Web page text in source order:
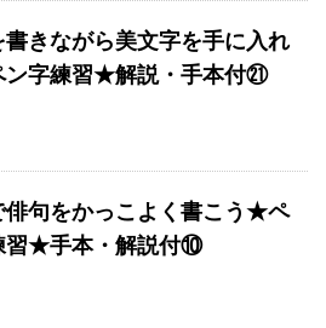
書きながら美文字を手に入れ
字練習★解説・手本付㉑
俳句をかっこよく書こう★ペ
習★手本・解説付⑩